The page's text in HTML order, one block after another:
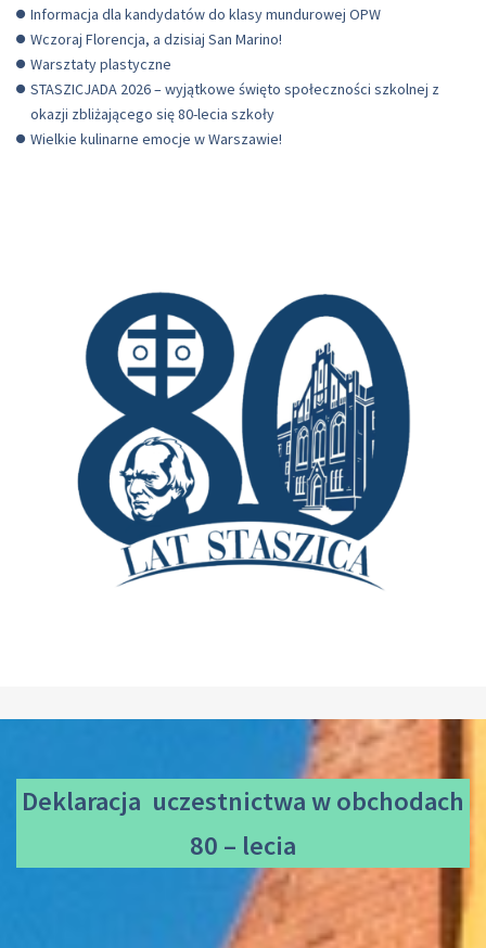
Informacja dla kandydatów do klasy mundurowej OPW
Wczoraj Florencja, a dzisiaj San Marino!
Warsztaty plastyczne
STASZICJADA 2026 – wyjątkowe święto społeczności szkolnej z
okazji zbliżającego się 80-lecia szkoły
Wielkie kulinarne emocje w Warszawie!
Deklaracja uczestnictwaw obchodach
80 – lecia